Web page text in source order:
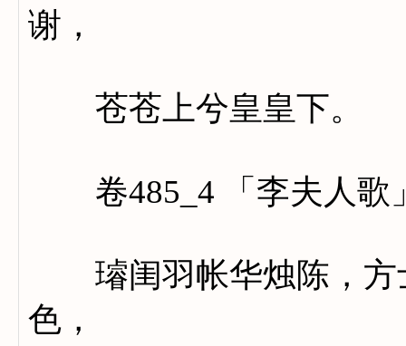
谢，
苍苍上兮皇皇下。
卷485_4 「李夫人歌
璿闺羽帐华烛陈，方
色，